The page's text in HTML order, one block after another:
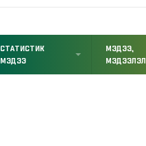
СТАТИСТИК
МЭДЭЭ
МЭДЭЭ,
МЭДЭЭЛЭЛ